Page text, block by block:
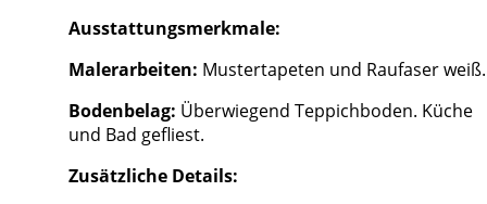
Ausstattungsmerkmale:
Malerarbeiten: Mustertapeten und Raufaser weiß.
Bodenbelag: Überwiegend Teppichboden. Küche
und Bad gefliest.
Zusätzliche Details: